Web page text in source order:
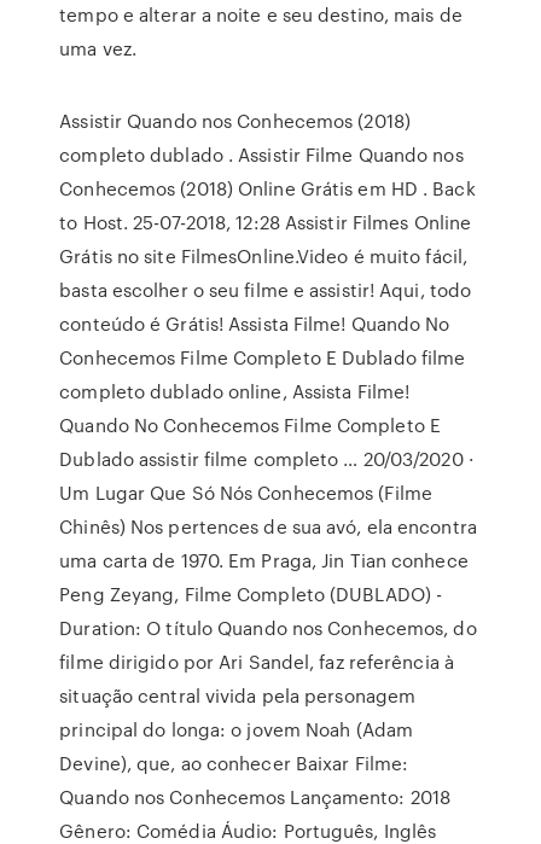
tempo e alterar a noite e seu destino, mais de
uma vez.
Assistir Quando nos Conhecemos (2018)
completo dublado . Assistir Filme Quando nos
Conhecemos (2018) Online Grátis em HD . Back
to Host. 25-07-2018, 12:28 Assistir Filmes Online
Grátis no site FilmesOnline.Video é muito fácil,
basta escolher o seu filme e assistir! Aqui, todo
conteúdo é Grátis! Assista Filme! Quando No
Conhecemos Filme Completo E Dublado filme
completo dublado online, Assista Filme!
Quando No Conhecemos Filme Completo E
Dublado assistir filme completo … 20/03/2020 ·
Um Lugar Que Só Nós Conhecemos (Filme
Chinês) Nos pertences de sua avó, ela encontra
uma carta de 1970. Em Praga, Jin Tian conhece
Peng Zeyang, Filme Completo (DUBLADO) -
Duration: O título Quando nos Conhecemos, do
filme dirigido por Ari Sandel, faz referência à
situação central vivida pela personagem
principal do longa: o jovem Noah (Adam
Devine), que, ao conhecer Baixar Filme:
Quando nos Conhecemos Lançamento: 2018
Gênero: Comédia Áudio: Português, Inglês